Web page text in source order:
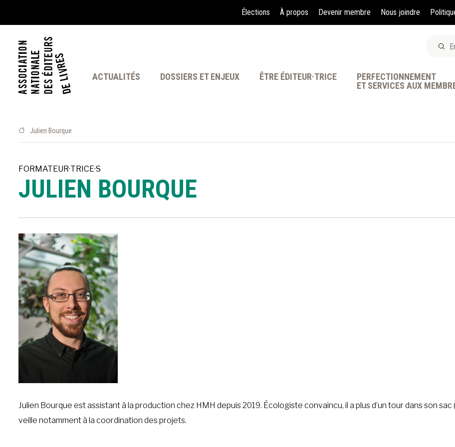
Élections À propos Devenir membre Nous joindre
ACTUALITÉS DOSSIERS ET ENJEUX ÊTRE ÉDITEUR·TRICE
PERFECTIONNEMENT
ET SERVICES AUX
À LA POINTE DE LA
Julien Bourque
FORMATEUR·TRICE·S
JULIEN BOURQUE
Julien Bourque est assistant à la production chez HMH depuis 2019. Écologiste convaincu, il a plus d’un tour dans son
veille notamment à la coordination des projets.